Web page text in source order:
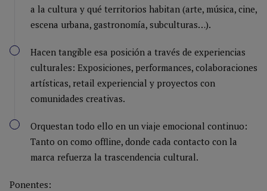
a la cultura y qué territorios habitan (arte, música, cine,
escena urbana, gastronomía, subculturas…).
Hacen tangible esa posición a través de experiencias
culturales: Exposiciones, performances, colaboraciones
artísticas, retail experiencial y proyectos con
comunidades creativas.
Orquestan todo ello en un viaje emocional continuo:
Tanto on como offline, donde cada contacto con la
marca refuerza la trascendencia cultural.
Ponentes: